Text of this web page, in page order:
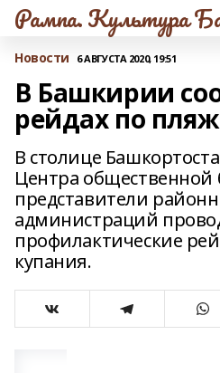
Рампа. Культура
Новости 6 АВГУСТА 2020, 19:51
В Башкирии
рейдах по
В столице
Центра общественной
представители
администраций
профилактические
купания.